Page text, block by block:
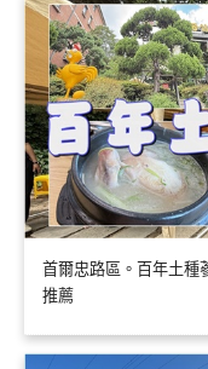
首爾忠路區。百年土種
推薦